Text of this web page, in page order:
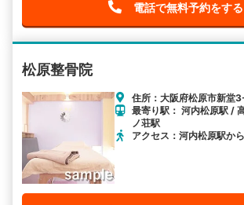
電話で無料予約をする
松原整骨院
住所：大阪府松原市新堂
最寄り駅： 河内松原駅 /
ノ荘駅
アクセス：河内松原駅か